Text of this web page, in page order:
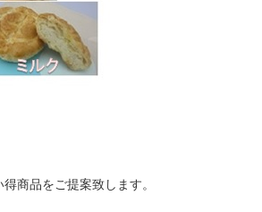
商品をご提案致します。